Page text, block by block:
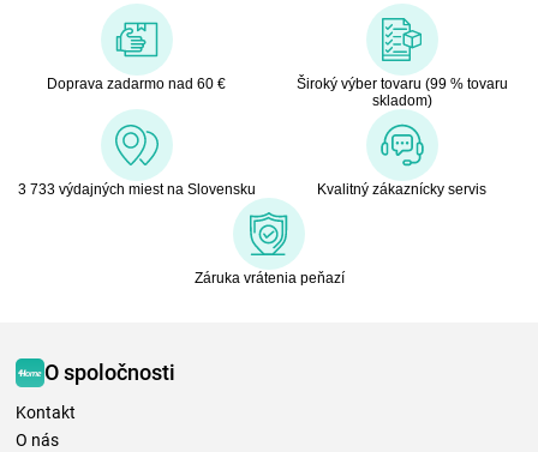
Doprava zadarmo nad 60 €
Široký výber tovaru (99 % tovaru
skladom)
3 733 výdajných miest na Slovensku Kvalitný zákaznícky servis
Záruka vrátenia peňazí
O spoločnosti
Kontakt
O nás